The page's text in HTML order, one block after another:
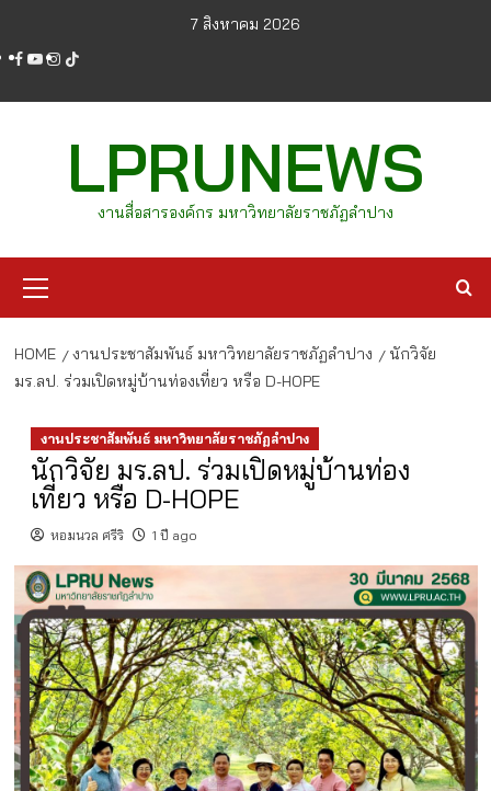
content
7 สิงหาคม 2026
facebook
youtube
instagram
tiktok
LPRUNEWS
งานสื่อสารองค์กร มหาวิทยาลัยราชภัฏลำปาง
Menu
HOME งานประชาสัมพันธ์ มหาวิทยาลัยราชภัฏลำปาง
นักวิจัย
มร.ลป. ร่วมเปิดหมู่บ้านท่องเที่ยว หรือ D-HOPE
งานประชาสัมพันธ์ มหาวิทยาลัยราชภัฏลำปาง
นักวิจัย มร.ลป. ร่วมเปิดหมู่บ้านท่อง
เที่ยว หรือ D-HOPE
หอมนวล ศรีริ 1 ปี ago